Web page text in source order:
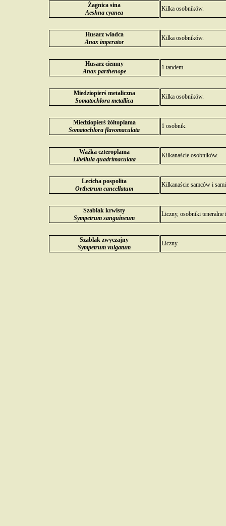
Żagnica sina
Aeshna cyanea
Kilka osobników.
Husarz władca
Anax imperator
Kilka osobników.
Husarz ciemny
Anax parthenope
1 tandem.
Miedziopierś metaliczna
Somatochlora metallica
Kilka osobników.
Miedziopierś żółtoplama
Somatochlora flavomaculata
1 osobnik.
Ważka czteroplama
Libellula quadrimaculata
Kilkanaście osobników.
Lecicha pospolita
Orthetrum cancellatum
Kilkanaście samców i
Szablak krwisty
Sympetrum sanguineum
Liczny, osobniki teneralne
Szablak zwyczajny
Sympetrum vulgatum
Liczny.